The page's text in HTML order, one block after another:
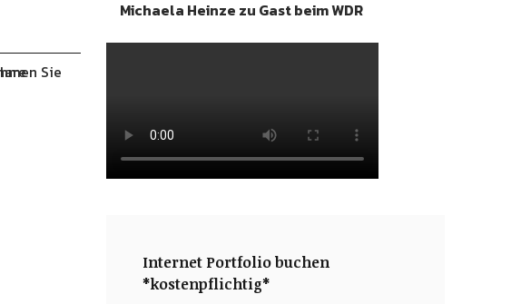
Michaela Heinze zu Gast beim WDR
Internet Portfolio buchen
*kostenpflichtig*